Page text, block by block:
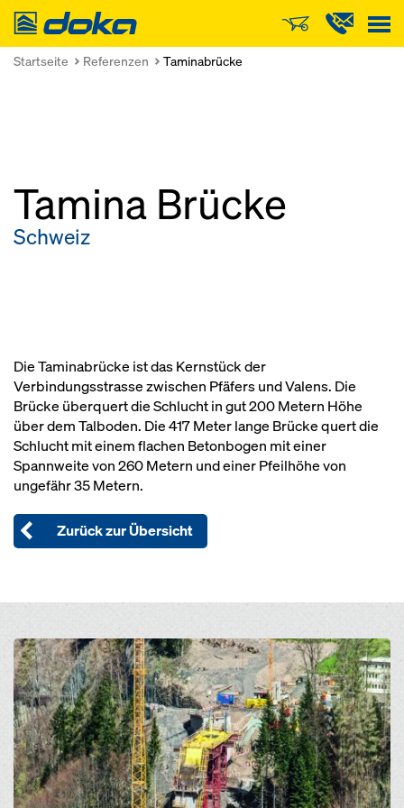
Doka
Startseite Referenzen Taminabrücke
Tamina Brücke
Schweiz
Die Taminabrücke ist das Kernstück der
Verbindungsstrasse zwischen Pfäfers und Valens. Die
Brücke überquert die Schlucht in gut 200 Metern Höhe
über dem Talboden. Die 417 Meter lange Brücke quert die
Schlucht mit einem flachen Betonbogen mit einer
Spannweite von 260 Metern und einer Pfeilhöhe von
ungefähr 35 Metern.
Zurück zur Übersicht
Open